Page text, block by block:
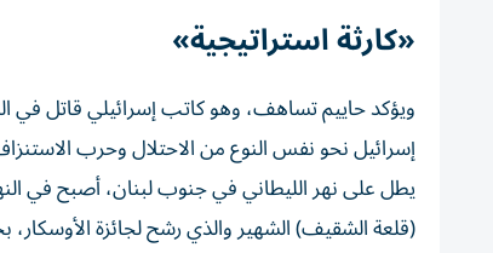
«كارثة استراتيجية»
ويؤكد حاييم تساهف، وهو كاتب إسرائيلي قاتل
إسرائيل نحو نفس النوع من الاحتلال وحرب
يطل على نهر الليطاني في جنوب لبنان، أصبح في
(قلعة الشقيف) الشهير والذي رشح لجائزة